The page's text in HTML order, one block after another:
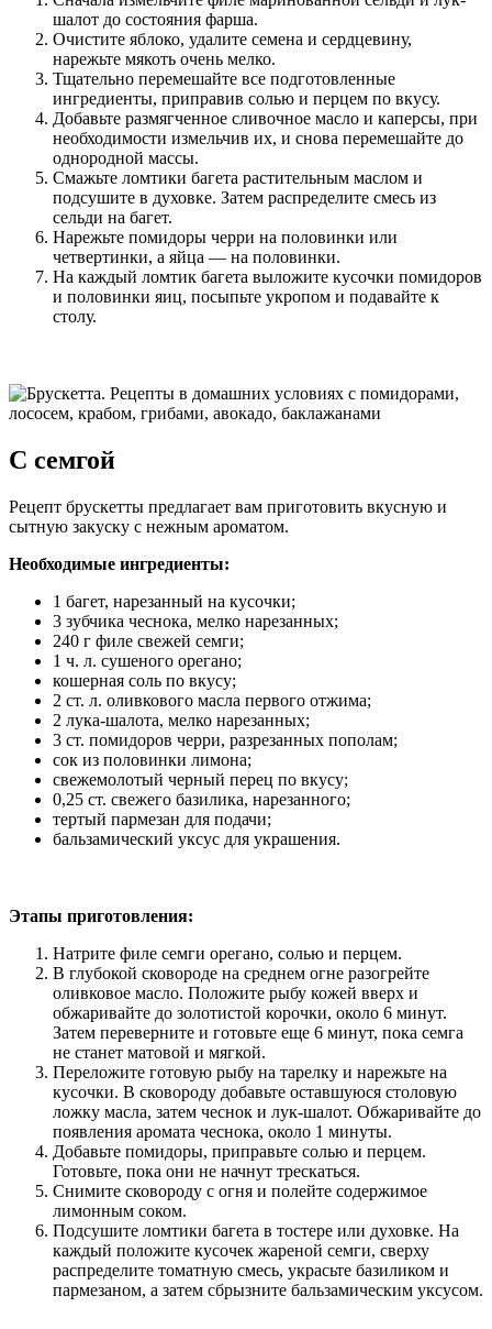
шалот до состояния фарша.
Очистите яблоко, удалите семена и сердцевину,
нарежьте мякоть очень мелко.
Тщательно перемешайте все подготовленные
ингредиенты, приправив солью и перцем по вкусу.
Добавьте размягченное сливочное масло и каперсы, при
необходимости измельчив их, и снова перемешайте до
однородной массы.
Смажьте ломтики багета растительным маслом и
подсушите в духовке. Затем распределите смесь из
сельди на багет.
Нарежьте помидоры черри на половинки или
четвертинки, а яйца — на половинки.
На каждый ломтик багета выложите кусочки помидоров
и половинки яиц, посыпьте укропом и подавайте к
столу.
С семгой
Рецепт брускетты предлагает вам приготовить вкусную и
сытную закуску с нежным ароматом.
Необходимые ингредиенты:
1 багет, нарезанный на кусочки;
3 зубчика чеснока, мелко нарезанных;
240 г филе свежей семги;
1 ч. л. сушеного орегано;
кошерная соль по вкусу;
2 ст. л. оливкового масла первого отжима;
2 лука-шалота, мелко нарезанных;
3 ст. помидоров черри, разрезанных пополам;
сок из половинки лимона;
свежемолотый черный перец по вкусу;
0,25 ст. свежего базилика, нарезанного;
тертый пармезан для подачи;
бальзамический уксус для украшения.
Этапы приготовления:
Натрите филе семги орегано, солью и перцем.
В глубокой сковороде на среднем огне разогрейте
оливковое масло. Положите рыбу кожей вверх и
обжаривайте до золотистой корочки, около 6 минут.
Затем переверните и готовьте еще 6 минут, пока семга
не станет матовой и мягкой.
Переложите готовую рыбу на тарелку и нарежьте на
кусочки. В сковороду добавьте оставшуюся столовую
ложку масла, затем чеснок и лук-шалот. Обжаривайте до
появления аромата чеснока, около 1 минуты.
Добавьте помидоры, приправьте солью и перцем.
Готовьте, пока они не начнут трескаться.
Снимите сковороду с огня и полейте содержимое
лимонным соком.
Подсушите ломтики багета в тостере или духовке. На
каждый положите кусочек жареной семги, сверху
распределите томатную смесь, украсьте базиликом и
пармезаном, а затем сбрызните бальзамическим уксусом.